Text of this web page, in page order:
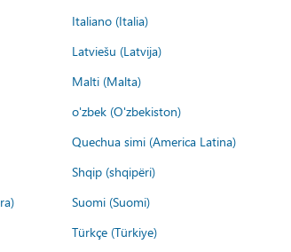
Italiano (Italia)
Latviešu (Latvija)
Malti (Malta)
o'zbek (O'zbekiston)
Quechua simi (America Latina)
Shqip (shqipëri)
Suomi (Suomi)
Türkçe (Türkiye)